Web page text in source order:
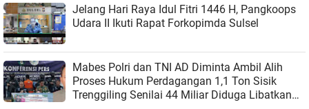
Jelang Hari Raya Idul Fitri 1446 H, Pangkoops
Udara II Ikuti Rapat Forkopimda Sulsel
Mabes Polri dan TNI AD Diminta Ambil Alih
Proses Hukum Perdagangan 1,1 Ton Sisik
Trenggiling Senilai 44 Miliar Diduga Libatkan